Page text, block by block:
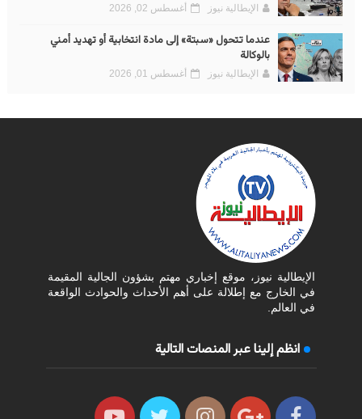
الإيطالية نيوز أغسطس 02, 2026
عندما تتحول «سبتة» إلى مادة انتخابية أو تهديد أمني
بالوكالة
الإيطالية نيوز أغسطس 01, 2026
الإيطالية نيوز، موقع إخباري مهتم بشؤون الجالية المقيمة
في الخارج مع إطلالة على أهم الأحداث والحوادث الواقعة
في العالم.
انظم إلينا عبر المنصات التالية